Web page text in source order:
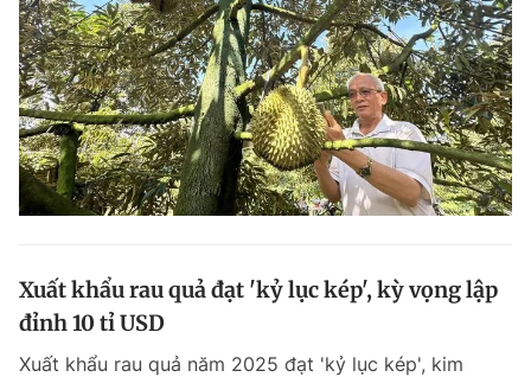
Xuất khẩu rau quả đạt 'kỷ lục kép', kỳ vọng lập
đỉnh 10 tỉ USD
Xuất khẩu rau quả năm 2025 đạt 'kỷ lục kép', kim